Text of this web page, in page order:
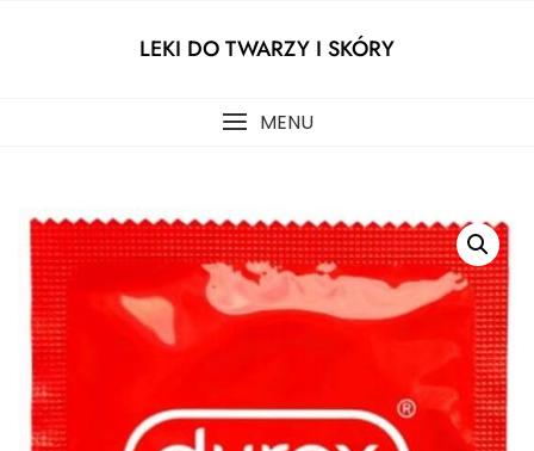
LEKI DO TWARZY I SKÓRY
MENU